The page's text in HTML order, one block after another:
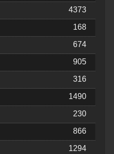
4373
168
674
905
316
1490
230
866
1294